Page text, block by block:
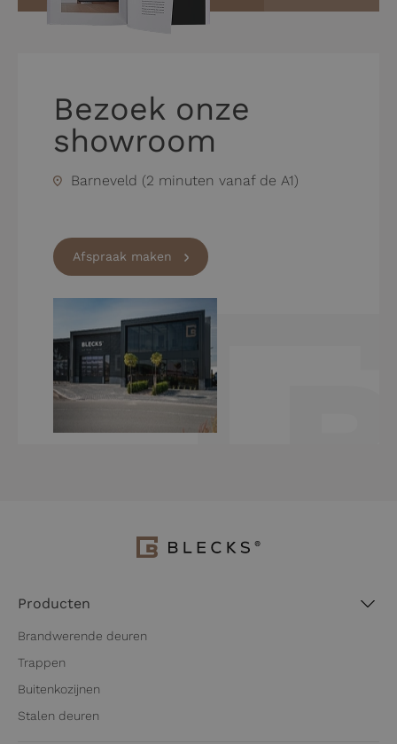
Bezoek onze
showroom
Barneveld (2 minuten vanaf de A1)
Afspraak maken
Producten
Brandwerende deuren
Trappen
Buitenkozijnen
Stalen deuren